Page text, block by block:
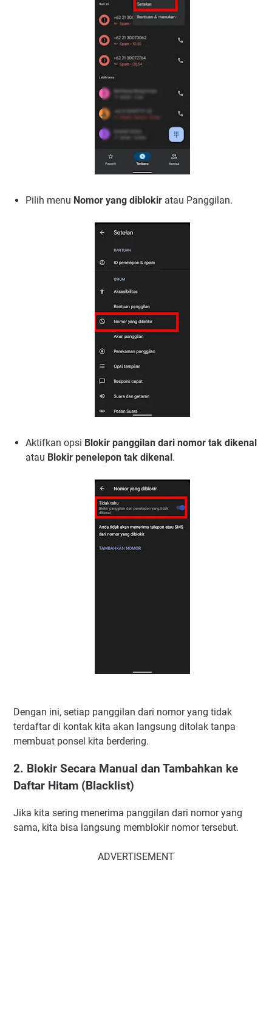
Pilih menu Nomor yang diblokir atau Panggilan.
Aktifkan opsi Blokir panggilan dari nomor tak dikenal
atau Blokir penelepon tak dikenal .
Dengan ini, setiap panggilan dari nomor yang tidak
terdaftar di kontak kita akan langsung ditolak tanpa
membuat ponsel kita berdering.
2. Blokir Secara Manual dan Tambahkan ke
Daftar Hitam (Blacklist)
Jika kita sering menerima panggilan dari nomor yang
sama, kita bisa langsung memblokir nomor tersebut.
ADVERTISEMENT